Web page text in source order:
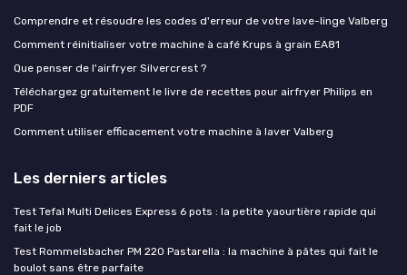
Comprendre et résoudre les codes d'erreur de votre lave-linge Valberg
Comment réinitialiser votre machine à café Krups à grain EA81
Que penser de l'airfryer Silvercrest ?
Téléchargez gratuitement le livre de recettes pour airfryer Philips en
PDF
Comment utiliser efficacement votre machine à laver Valberg
Les derniers articles
Test Tefal Multi Delices Express 6 pots : la petite yaourtière rapide qui
fait le job
Test Rommelsbacher PM 220 Pastarella : la machine à pâtes qui fait le
boulot sans être parfaite